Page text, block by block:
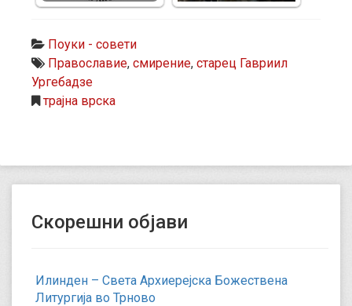
Поуки - совети
Православие, смирение, старец Гавриил
Ургебадзе
трајна врска
Скорешни објави
Илинден – Света Архиерејска Божествена
Литургија во Трново